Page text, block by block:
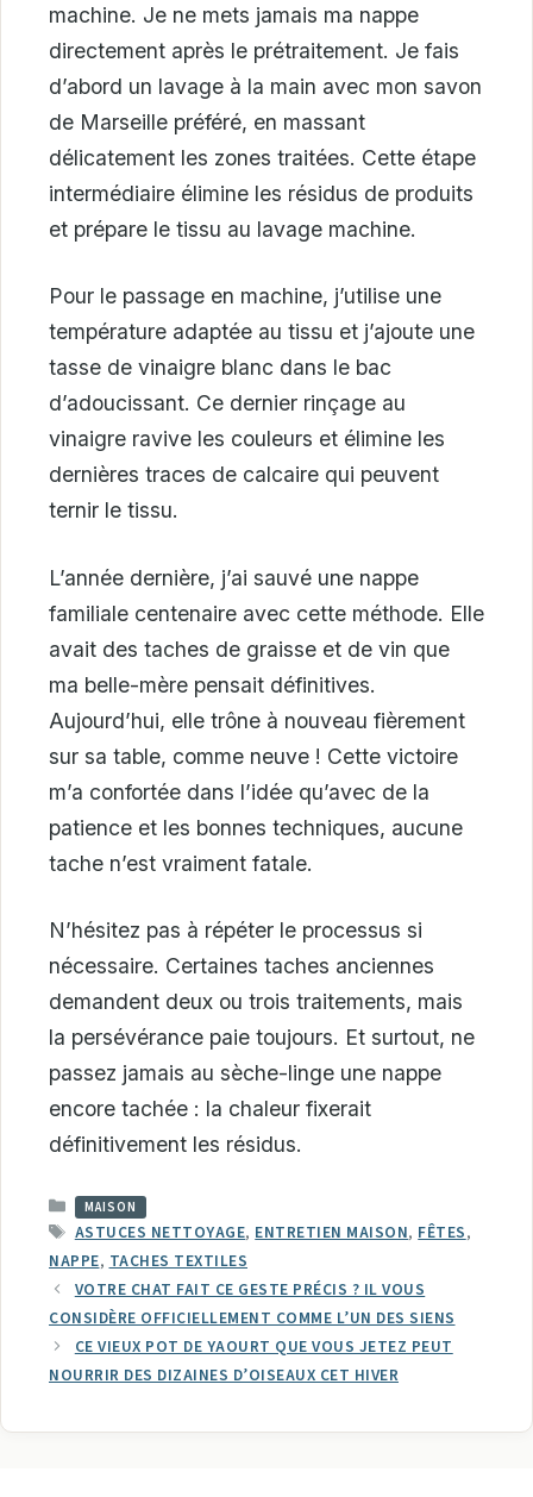
machine. Je ne mets jamais ma nappe
directement après le prétraitement. Je fais
d’abord un lavage à la main avec mon savon
de Marseille préféré, en massant
délicatement les zones traitées. Cette étape
intermédiaire élimine les résidus de produits
et prépare le tissu au lavage machine.
Pour le passage en machine, j’utilise une
température adaptée au tissu et j’ajoute une
tasse de vinaigre blanc dans le bac
d’adoucissant. Ce dernier rinçage au
vinaigre ravive les couleurs et élimine les
dernières traces de calcaire qui peuvent
ternir le tissu.
L’année dernière, j’ai sauvé une nappe
familiale centenaire avec cette méthode. Elle
avait des taches de graisse et de vin que
ma belle-mère pensait définitives.
Aujourd’hui, elle trône à nouveau fièrement
sur sa table, comme neuve ! Cette victoire
m’a confortée dans l’idée qu’avec de la
patience et les bonnes techniques, aucune
tache n’est vraiment fatale.
N’hésitez pas à répéter le processus si
nécessaire. Certaines taches anciennes
demandent deux ou trois traitements, mais
la persévérance paie toujours. Et surtout, ne
passez jamais au sèche-linge une nappe
encore tachée : la chaleur fixerait
définitivement les résidus.
CATÉGORIES
MAISON
ÉTIQUETTES
ASTUCES NETTOYAGE, ENTRETIEN MAISON, FÊTES,
NAPPE, TACHES TEXTILES
VOTRE CHAT FAIT CE GESTE PRÉCIS ? IL VOUS
CONSIDÈRE OFFICIELLEMENT COMME L’UN DES SIENS
CE VIEUX POT DE YAOURT QUE VOUS JETEZ PEUT
NOURRIR DES DIZAINES D’OISEAUX CET HIVER